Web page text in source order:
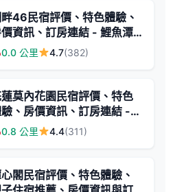
46民宿評價、特色體驗、
資訊、訂房連結 - 鯉魚潭
景溫馨住宿
0.0 公里 4.7(382)
莫內花園民宿評價、特色
、房價資訊、訂房連結 -
馨舒適的家庭旅宿
0.8 公里 4.4(311)
閣民宿評價、特色體驗、